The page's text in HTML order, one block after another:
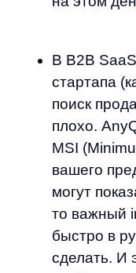
сделать. И
категории
сильнее,
них продукт.
Как делать
продажника
его обзвонить
и предложить
какой-то
Это